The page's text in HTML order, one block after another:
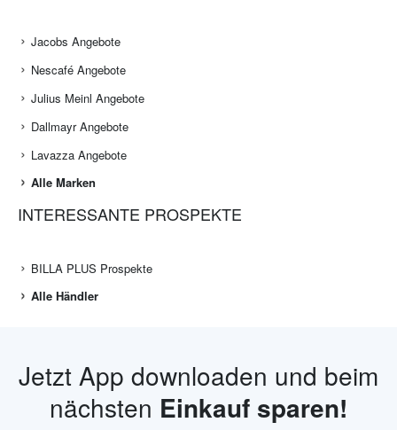
Jacobs Angebote
Nescafé Angebote
Julius Meinl Angebote
Dallmayr Angebote
Lavazza Angebote
Alle Marken
INTERESSANTE PROSPEKTE
BILLA PLUS Prospekte
Alle Händler
Jetzt App downloaden und beim
nächsten Einkauf sparen!